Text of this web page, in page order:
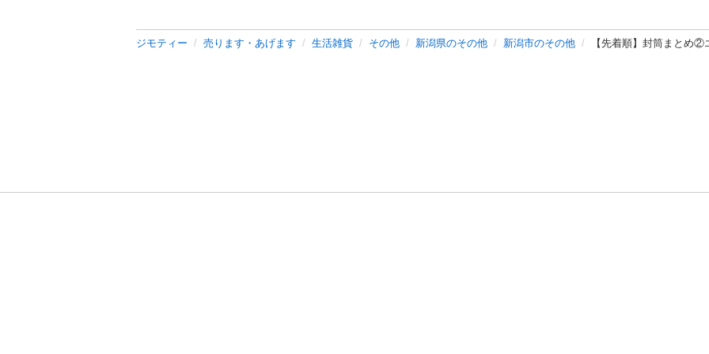
ジモティー 売ります・あげます 生活雑貨 その他 新潟県のその他 新潟市のその他 【先着順】封筒まとめ②